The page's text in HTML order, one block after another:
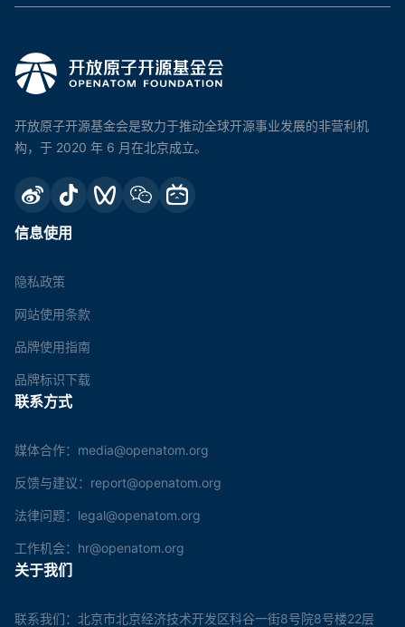
开放原子开源基金会是致力于推动全球开源事业发展的非营利机
构，于 2020 年 6 月在北京成立。
信息使用
隐私政策
网站使用条款
品牌使用指南
品牌标识下载
联系方式
媒体合作：media@openatom.org
反馈与建议：report@openatom.org
法律问题：legal@openatom.org
工作机会：hr@openatom.org
关于我们
联系我们：北京市北京经济技术开发区科谷一街8号院8号楼22层